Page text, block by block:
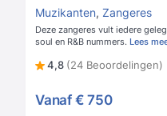
Muzikanten, Zangeres
Deze zangeres vult iedere
soul en R&B nummers. Lees
4,8 (24 Beoordelingen)
Vanaf € 750